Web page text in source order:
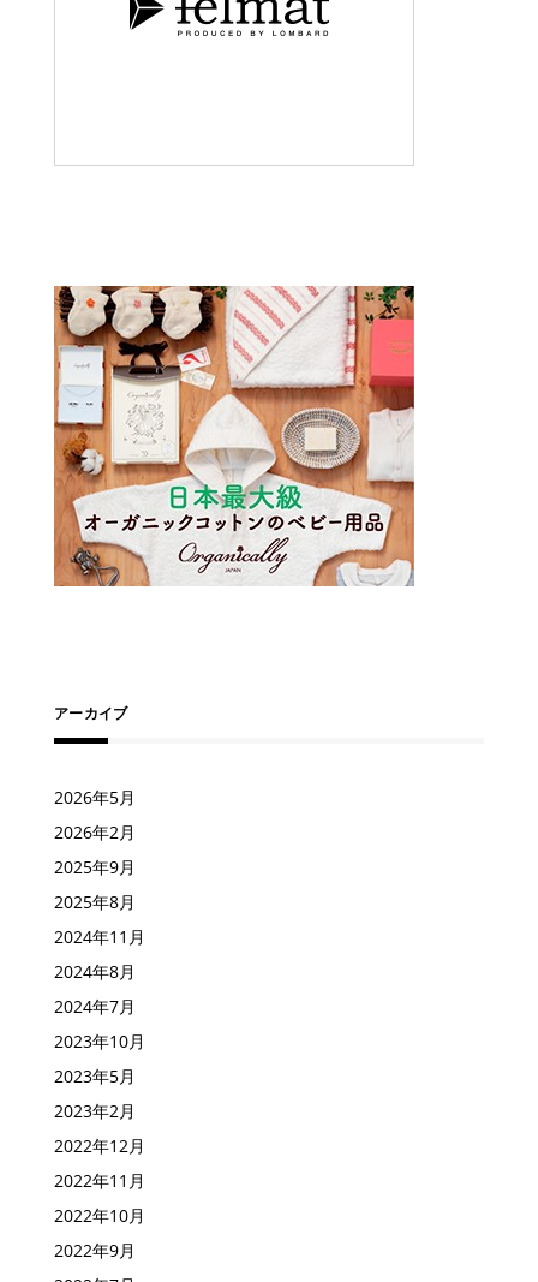
アーカイブ
2026年5月
2026年2月
2025年9月
2025年8月
2024年11月
2024年8月
2024年7月
2023年10月
2023年5月
2023年2月
2022年12月
2022年11月
2022年10月
2022年9月